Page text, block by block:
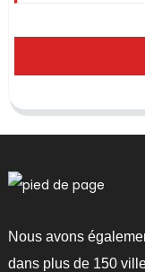
Nous avons
dans plus de 150